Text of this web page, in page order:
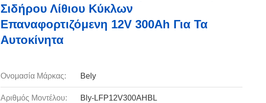
Σιδήρου Λίθιου Κύκλων
Επαναφορτιζόμενη 12V 300Ah Για Τα
Αυτοκίνητα
Ονομασία Μάρκας: Bely
Αριθμός Μοντέλου: Bly-LFP12V300AHBL